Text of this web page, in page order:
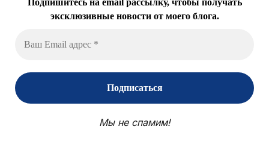
эксклюзивные новости от моего блога.
Мы не спамим!